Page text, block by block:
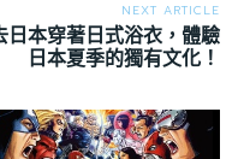
NEXT ARTICLE
日本穿著日式浴衣，體驗
日本夏季的獨有文化！